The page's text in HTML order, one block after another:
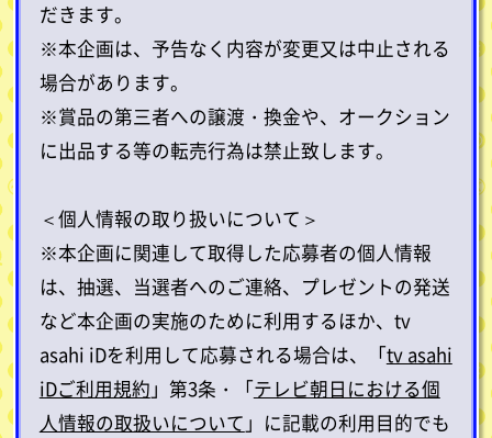
だきます。
※本企画は、予告なく内容が変更又は中止される
場合があります。
※賞品の第三者への譲渡・換金や、オークション
に出品する等の転売行為は禁止致します。
＜個人情報の取り扱いについて＞
※本企画に関連して取得した応募者の個人情報
は、抽選、当選者へのご連絡、プレゼントの発送
など本企画の実施のために利用するほか、tv
asahi iDを利用して応募される場合は、「tv asahi
iDご利用規約 」第3条・「テレビ朝日における個
人情報の取扱いについて 」に記載の利用目的でも